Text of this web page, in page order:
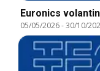
Euronics
05/05/2026-30/10/